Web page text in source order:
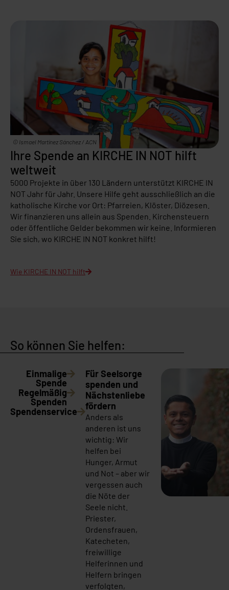
© Ismael Martínez Sánchez / ACN
Ihre Spende an KIRCHE IN NOT hilft
weltweit
5000 Projekte in über 130 Ländern unterstützt KIRCHE IN
NOT Jahr für Jahr. Unsere Hilfe geht ausschließlich an die
katholische Kirche vor Ort: Pfarreien, Klöster, Diözesen.
Wir finanzieren uns allein aus Spenden. Kirchensteuern
oder öffentliche Gelder bekommen wir keine. Informieren
Sie sich, wo KIRCHE IN NOT konkret hilft!
Wie KIRCHE IN NOT hilft
So können Sie helfen:
Einmalige
Spende
Regelmäßig
Spenden
Spendenservice
Für Seelsorge
spenden und
Nächstenliebe
fördern
Anders als
anderen ist uns
wichtig: Wir
helfen bei
Hunger, Armut
und Not – aber wir
vergessen auch
die Nöte der
Seele nicht.
Priester,
Ordensfrauen,
Katecheten,
freiwillige
Helferinnen und
Helfern bringen
verfolgten,